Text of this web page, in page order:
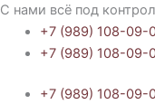
С нами всё под
+7 (989) 108-09-
+7 (989) 108-09-
+7 (989) 108-09-